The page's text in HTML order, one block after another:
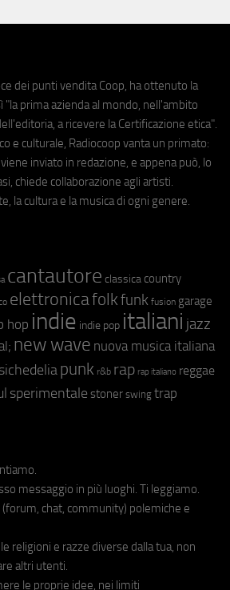
dei punti vendita Coop, ha ottenuto la
"la prima azienda al mondo, nell'ambito
a ricevere la Certificazione etica".
e culturale, Radiocoop vanta un primato:
inviato in redazione, e appena può, lo
chiede collaborazione agli artisti.
la cultura e la musica di ogni genere.
cantautore classica country
elettronicafolkfunk fusion garage
hop indie indie pop italiani jazz
new wave nuova musica italiana
punk r&b rap rap italiano reggae
sperimentale stoner swing trap
messaggio in più luoghi. Ti leggiamo.
(forum, chat, community) polemiche e
religioni e razze diverse dalla tua, non
altri utenti.
le proprie idee, nei limiti